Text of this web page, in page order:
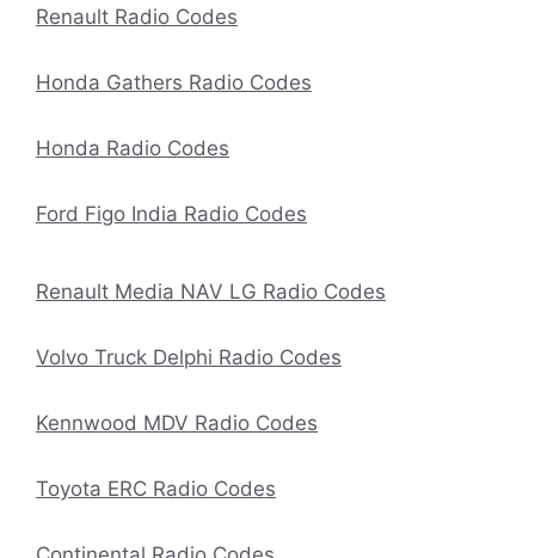
Renault Radio Codes
Honda Gathers Radio Codes
Honda Radio Codes
Ford Figo India Radio Codes
Renault Media NAV LG Radio Codes
Volvo Truck Delphi Radio Codes
Kennwood MDV Radio Codes
Toyota ERC Radio Codes